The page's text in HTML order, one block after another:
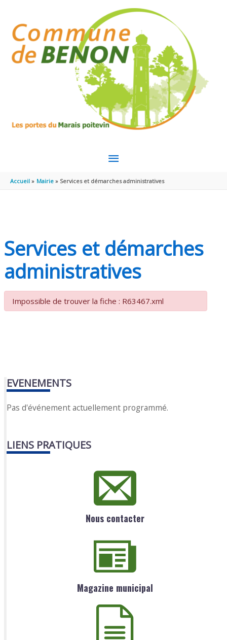
MENU
PRINCIPAL
Accueil Mairie Services et démarches administratives
Services et démarches
administratives
Impossible de trouver la fiche : R63467.xml
EVENEMENTS
Pas d'événement actuellement programmé.
LIENS PRATIQUES
Nous contacter
Magazine municipal